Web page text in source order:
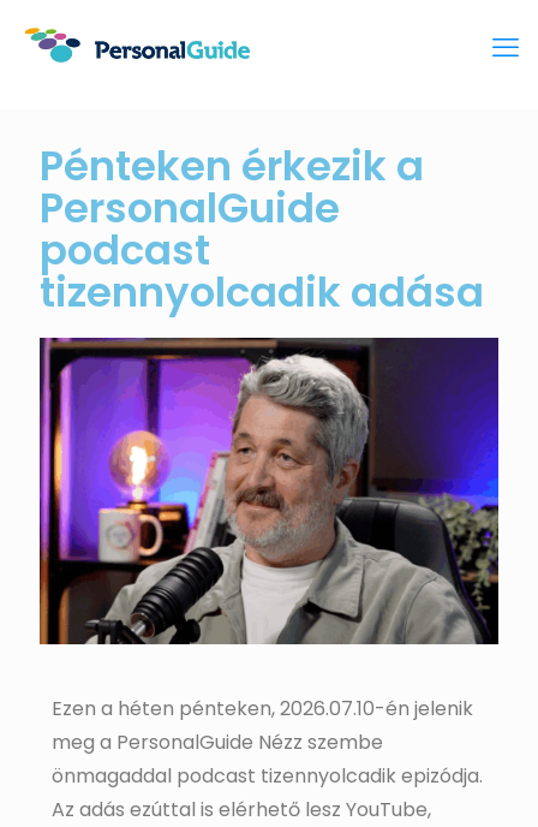
Pénteken érkezik a
PersonalGuide
podcast
tizennyolcadik adása
Ezen a héten pénteken, 2026.07.10-én jelenik
meg a PersonalGuide Nézz szembe
önmagaddal podcast tizennyolcadik epizódja.
Az adás ezúttal is elérhető lesz YouTube,